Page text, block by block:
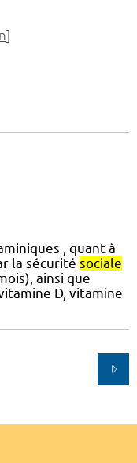
, quant à
la sécurité sociale
ainsi que
D, vitamine